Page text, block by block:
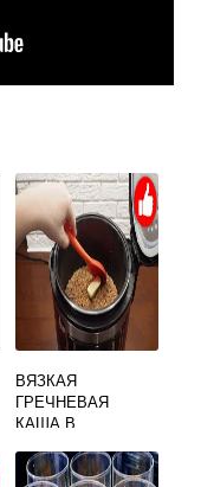
ВЯЗКАЯ
ГРЕЧНЕВАЯ
КАША В